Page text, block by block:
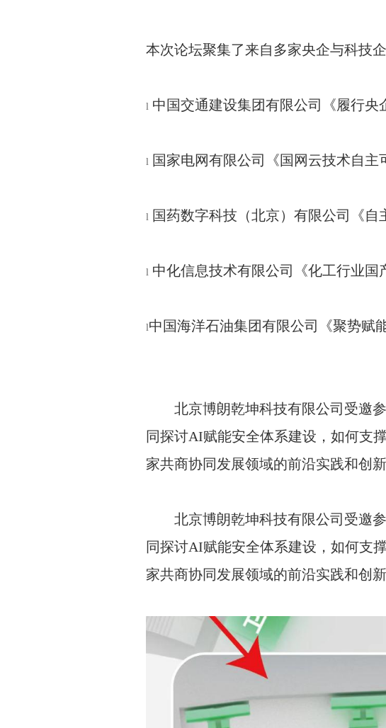
本次论坛聚集了来自多家央企与科技
l中国交通建设集团有限公司《履行央
l国家电网有限公司《国网云技术自主
l国药数字科技（北京）有限公司《自
l中化信息技术有限公司《化工行业国
l中国海洋石油集团有限公司《聚势赋
北京博朗乾坤科技有限公司受邀参
同探讨AI赋能安全体系建设，如何支
家共商协同发展领域的前沿实践和创新
北京博朗乾坤科技有限公司受邀参
同探讨AI赋能安全体系建设，如何支
家共商协同发展领域的前沿实践和创新